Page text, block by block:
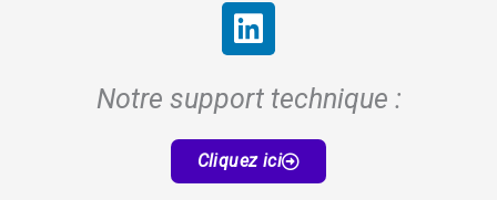
L
i
n
k
e
d
Notre support technique :
Cliquez ici